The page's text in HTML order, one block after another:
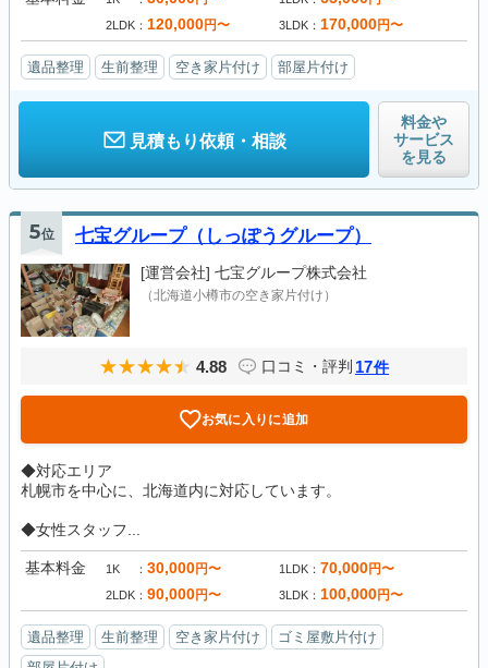
2LDK 120,000円〜 3LDK 170,000円〜
遺品整理 生前整理 空き家片付け 部屋片付け
見積もり依頼・相談
料金や
サービス
を見る
5位 七宝グループ（しっぽうグループ）
[運営会社] 七宝グループ株式会社
（北海道小樽市の空き家片付け）
4.88 口コミ・評判 17件
お気に入りに追加
◆対応エリア
札幌市を中心に、北海道内に対応しています。
◆女性スタッフ...
基本料金 1K 30,000円〜 1LDK 70,000円〜
2LDK 90,000円〜 3LDK 100,000円〜
遺品整理 生前整理 空き家片付け
ゴミ屋敷片付け